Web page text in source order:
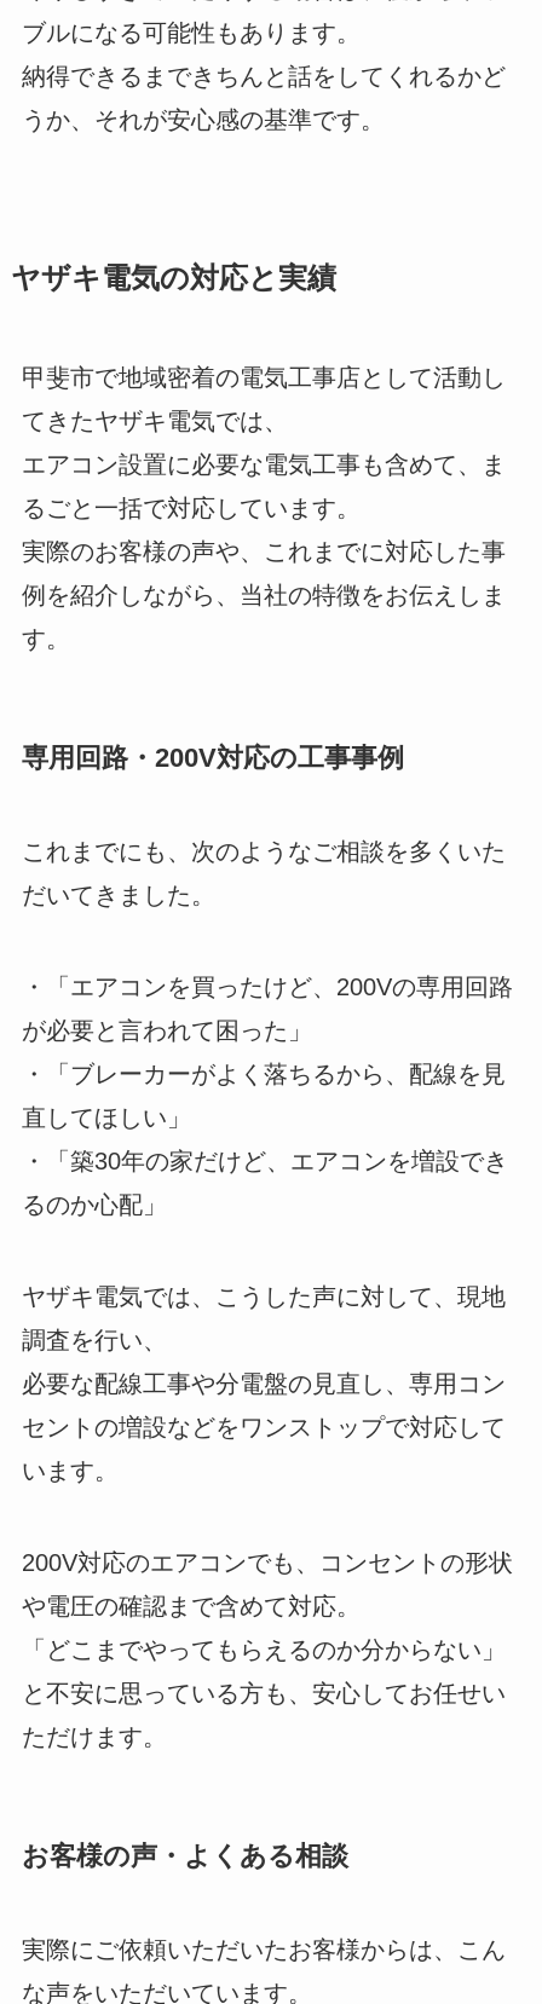
ブルになる可能性もあります。
納得できるまできちんと話をしてくれるかど
うか、それが安心感の基準です。
ヤザキ電気の対応と実績
甲斐市で地域密着の電気工事店として活動し
てきたヤザキ電気では、
エアコン設置に必要な電気工事も含めて、ま
るごと一括で対応しています。
実際のお客様の声や、これまでに対応した事
例を紹介しながら、当社の特徴をお伝えしま
す。
専用回路・200V対応の工事事例
これまでにも、次のようなご相談を多くいた
だいてきました。
・「エアコンを買ったけど、200Vの専用回路
が必要と言われて困った」
・「ブレーカーがよく落ちるから、配線を見
直してほしい」
・「築30年の家だけど、エアコンを増設でき
るのか心配」
ヤザキ電気では、こうした声に対して、現地
調査を行い、
必要な配線工事や分電盤の見直し、専用コン
セントの増設などをワンストップで対応して
います。
200V対応のエアコンでも、コンセントの形状
や電圧の確認まで含めて対応。
「どこまでやってもらえるのか分からない」
と不安に思っている方も、安心してお任せい
ただけます。
お客様の声・よくある相談
実際にご依頼いただいたお客様からは、こん
な声をいただいています。